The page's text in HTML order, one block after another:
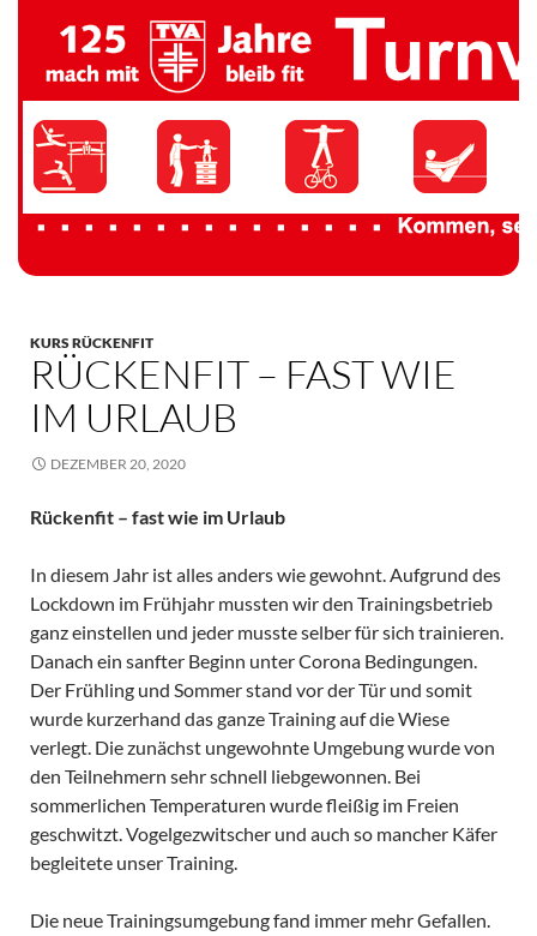
TV 1894 Auersmacher
KURS RÜCKENFIT
RÜCKENFIT – FAST WIE
IM URLAUB
DEZEMBER 20, 2020
Rückenfit – fast wie im Urlaub
In diesem Jahr ist alles anders wie gewohnt. Aufgrund des
Lockdown im Frühjahr mussten wir den Trainingsbetrieb
ganz einstellen und jeder musste selber für sich trainieren.
Danach ein sanfter Beginn unter Corona Bedingungen.
Der Frühling und Sommer stand vor der Tür und somit
wurde kurzerhand das ganze Training auf die Wiese
verlegt. Die zunächst ungewohnte Umgebung wurde von
den Teilnehmern sehr schnell liebgewonnen. Bei
sommerlichen Temperaturen wurde fleißig im Freien
geschwitzt. Vogelgezwitscher und auch so mancher Käfer
begleitete unser Training.
Die neue Trainingsumgebung fand immer mehr Gefallen.